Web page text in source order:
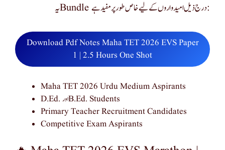
یہ Bundle درج ذیل امیدواروں کے لیے خاص طور پر مفید ہے:
Download Pdf Notes Maha TET 2026 EVS Paper
1 | 2.5 Hours One Shot
Maha TET 2026 Urdu Medium Aspirants
D.Ed. اور B.Ed. Students
Primary Teacher Recruitment Candidates
Competitive Exam Aspirants